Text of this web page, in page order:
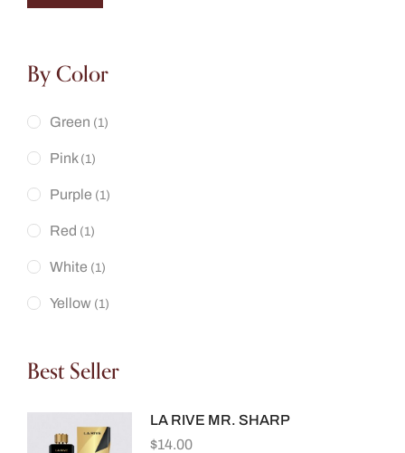
By Color
Green (1)
Pink (1)
Purple (1)
Red (1)
White (1)
Yellow (1)
Best Seller
LA RIVE MR. SHARP
$14.00